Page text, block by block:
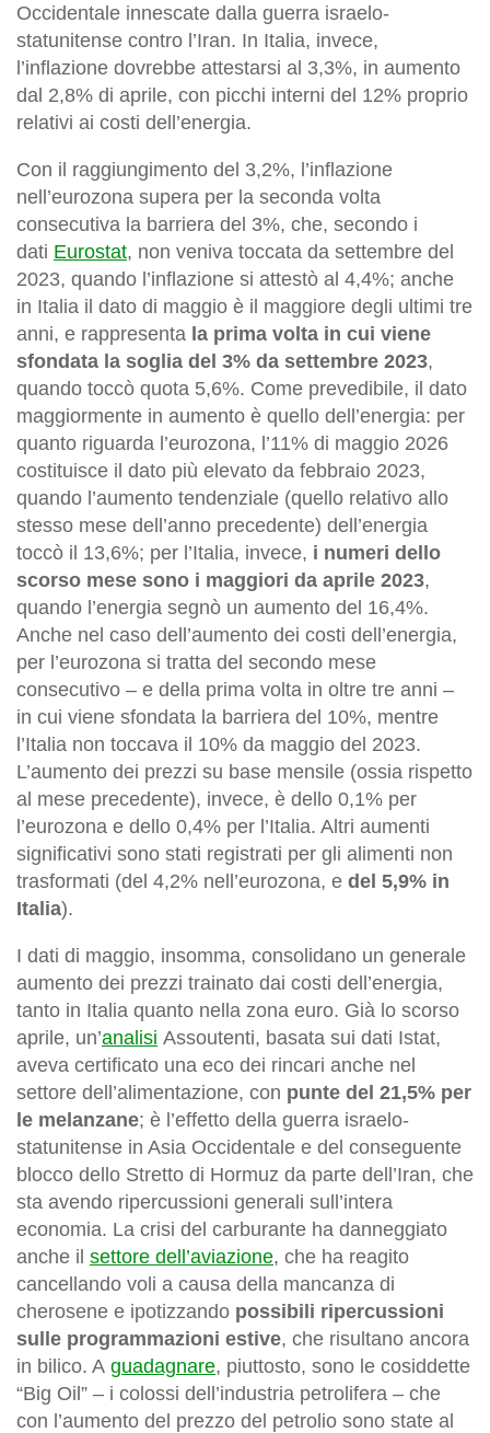
Occidentale innescate dalla guerra israelo-
statunitense contro l’Iran. In Italia, invece,
l’inflazione dovrebbe attestarsi al 3,3%, in aumento
dal 2,8% di aprile, con picchi interni del 12% proprio
relativi ai costi dell’energia.
Con il raggiungimento del 3,2%, l’inflazione
nell’eurozona supera per la seconda volta
consecutiva la barriera del 3%, che, secondo i
dati Eurostat, non veniva toccata da settembre del
2023, quando l’inflazione si attestò al 4,4%; anche
in Italia il dato di maggio è il maggiore degli ultimi tre
anni, e rappresenta la prima volta in cui viene
sfondata la soglia del 3% da settembre 2023,
quando toccò quota 5,6%. Come prevedibile, il dato
maggiormente in aumento è quello dell’energia: per
quanto riguarda l’eurozona, l’11% di maggio 2026
costituisce il dato più elevato da febbraio 2023,
quando l’aumento tendenziale (quello relativo allo
stesso mese dell’anno precedente) dell’energia
toccò il 13,6%; per l’Italia, invece, i numeri dello
scorso mese sono i maggiori da aprile 2023,
quando l’energia segnò un aumento del 16,4%.
Anche nel caso dell’aumento dei costi dell’energia,
per l’eurozona si tratta del secondo mese
consecutivo – e della prima volta in oltre tre anni –
in cui viene sfondata la barriera del 10%, mentre
l’Italia non toccava il 10% da maggio del 2023.
L’aumento dei prezzi su base mensile (ossia rispetto
al mese precedente), invece, è dello 0,1% per
l’eurozona e dello 0,4% per l’Italia. Altri aumenti
significativi sono stati registrati per gli alimenti non
trasformati (del 4,2% nell’eurozona, e del 5,9% in
Italia).
I dati di maggio, insomma, consolidano un generale
aumento dei prezzi trainato dai costi dell’energia,
tanto in Italia quanto nella zona euro. Già lo scorso
aprile, un’analisi Assoutenti, basata sui dati Istat,
aveva certificato una eco dei rincari anche nel
settore dell’alimentazione, con punte del 21,5% per
le melanzane; è l’effetto della guerra israelo-
statunitense in Asia Occidentale e del conseguente
blocco dello Stretto di Hormuz da parte dell’Iran, che
sta avendo ripercussioni generali sull’intera
economia. La crisi del carburante ha danneggiato
anche il settore dell’aviazione, che ha reagito
cancellando voli a causa della mancanza di
cherosene e ipotizzando possibili ripercussioni
sulle programmazioni estive, che risultano ancora
in bilico. A guadagnare, piuttosto, sono le cosiddette
“Big Oil” – i colossi dell’industria petrolifera – che
con l’aumento del prezzo del petrolio sono state al